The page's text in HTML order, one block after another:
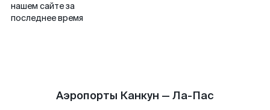
нашем сайте за
последнее время
Аэропорты Канкун — Ла-Пас